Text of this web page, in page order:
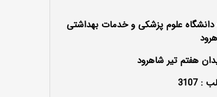
علوم پزشکی و خدمات بهداشتی
هفتم تیر شاهرود
3107